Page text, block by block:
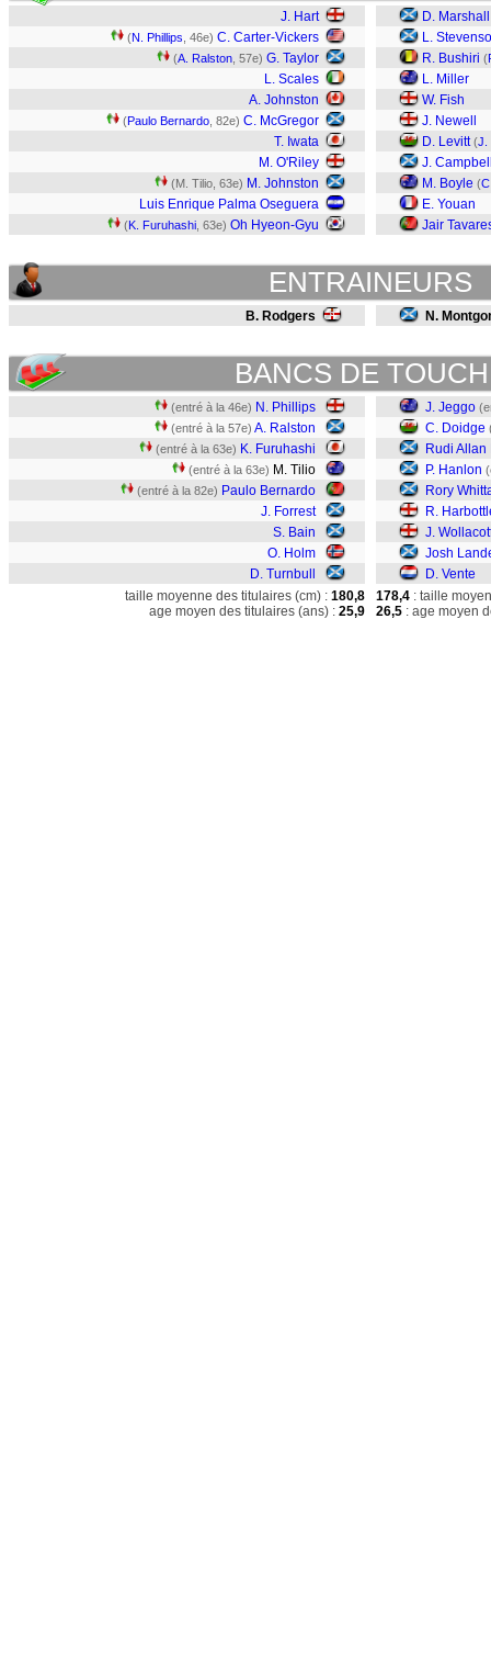
J. Hart
(N. Phillips , 46e) C. Carter-Vickers
(A. Ralston , 57e) G. Taylor
L. Scales
A. Johnston
(Paulo Bernardo , 82e) C. McGregor
T. Iwata
M. O'Riley
(M. Tilio, 63e) M. Johnston
Luis Enrique Palma Oseguera
(K. Furuhashi , 63e) Oh Hyeon-Gyu
D. Marshall
L.
R. Bushiri (
L. Miller
W. Fish
J. Newell
D. Levitt (J.
J.
M. Boyle (
E. Youan
Jair
ENTRAINEURS
B. Rodgers N.
BANCS DE
(entré à la 46e) N. Phillips
(entré à la 57e) A. Ralston
(entré à la 63e) K. Furuhashi
(entré à la 63e) M. Tilio
(entré à la 82e) Paulo Bernardo
J. Forrest
S. Bain
O. Holm
D. Turnbull
J. Jeggo
C. Doidge
Rudi
P. Hanlon
Rory
R.
J.
Josh
D. Vente
taille moyenne des titulaires (cm) : 180,8
age moyen des titulaires (ans) : 25,9
178,4 : taille
26,5 : age moyen